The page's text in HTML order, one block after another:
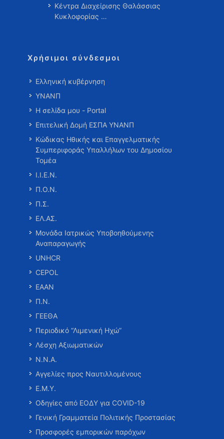
Κέντρα Διαχείρισης Θαλάσσιας
Κυκλοφορίας …
Χρήσιμοι σύνδεσμοι
Ελληνική κυβέρνηση
ΥΝΑΝΠ
Η σελίδα μου - Portal
Επιτελική Δομή ΕΣΠΑ ΥΝΑΝΠ
Κώδικας Ηθικής και Επαγγελματικής
Συμπεριφοράς Υπαλλήλων του Δημοσίου
Τομέα
Ι.Ι.Ε.Ν.
Π.Ο.Ν.
Π.Σ.
ΕΛ.ΑΣ.
Μονάδα Ιατρικώς Υποβοηθούμενης
Αναπαραγωγής
UNHCR
CEPOL
ΕΑΑΝ
Π.Ν.
ΓΕΕΘΑ
Περιοδικό “Λιμενική Ηχώ”
Λέσχη Αξιωματικών
Ν.Ν.Α.
Αγγελίες προς Ναυτιλλομένους
Ε.Μ.Υ.
Οδηγίες από ΕΟΔΥ για COVID-19
Γενική Γραμματεία Πολιτικής Προστασίας
Προσφορές εμπορικών παρόχων